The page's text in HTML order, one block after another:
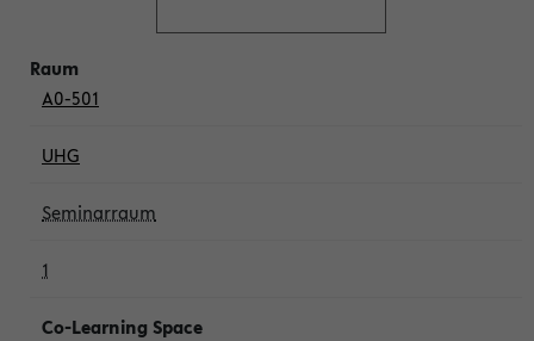
A0-501
UHG
Seminarraum
1
Co-Learning Space